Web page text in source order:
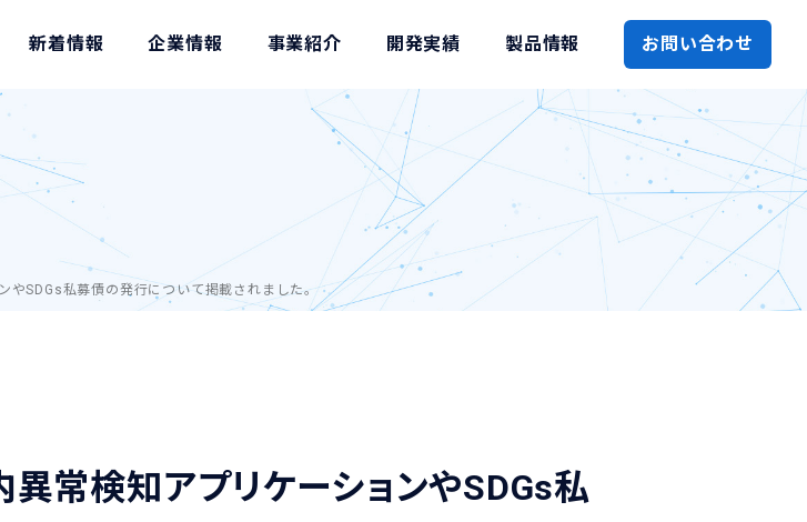
新着情報 企業情報 事業紹介 開発実績 製品情報 お問い合わせ
やSDGs私募債の発行について掲載されました。
異常検知アプリケーションやSDGs私